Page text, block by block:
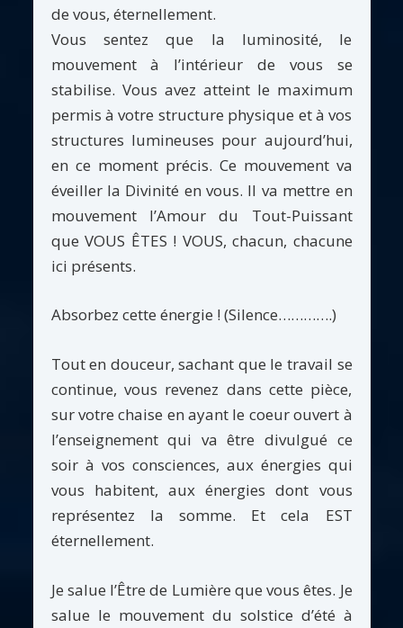
de vous, éternellement.
Vous sentez que la luminosité, le
mouvement à l’intérieur de vous se
stabilise. Vous avez atteint le maximum
permis à votre structure physique et à vos
structures lumineuses pour aujourd’hui,
en ce moment précis. Ce mouvement va
éveiller la Divinité en vous. Il va mettre en
mouvement l’Amour du Tout-Puissant
que VOUS ÊTES ! VOUS, chacun, chacune
ici présents.
Absorbez cette énergie ! (Silence………….)
Tout en douceur, sachant que le travail se
continue, vous revenez dans cette pièce,
sur votre chaise en ayant le coeur ouvert à
l’enseignement qui va être divulgué ce
soir à vos consciences, aux énergies qui
vous habitent, aux énergies dont vous
représentez la somme. Et cela EST
éternellement.
Je salue l’Être de Lumière que vous êtes. Je
salue le mouvement du solstice d’été à